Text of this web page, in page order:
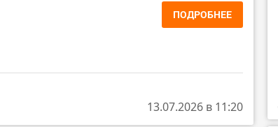
ПОДРОБНЕЕ
13.07.2026 в 11:20